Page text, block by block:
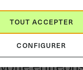
de
et la
CONFIGURER
TOUT ACCEPTER